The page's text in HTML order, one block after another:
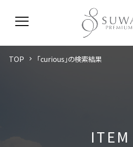
ITEM
TOP 「curious」の検索結果